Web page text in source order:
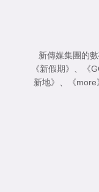
新傳媒集團的
《新假期》
《
新地》
《more